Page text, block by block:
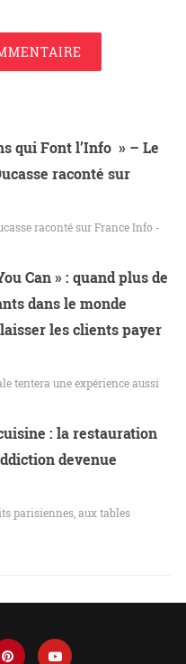
qui Font l’Info » – Le
raconté sur
raconté sur France Info -
Can » : quand plus de
dans le monde
les clients payer
tentera une expérience aussi
: la restauration
devenue
parisiennes, aux tables